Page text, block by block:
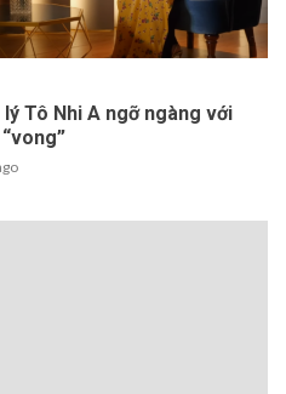
Tô Nhi A ngỡ ngàng với